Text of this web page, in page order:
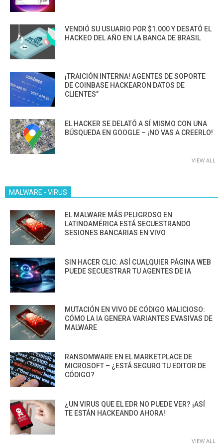
VENDIÓ SU USUARIO POR $1.000 Y DESATÓ EL
HACKEO DEL AÑO EN LA BANCA DE BRASIL
¡TRAICIÓN INTERNA! AGENTES DE SOPORTE
DE COINBASE HACKEARON DATOS DE
CLIENTES”
EL HACKER SE DELATÓ A SÍ MISMO CON UNA
BÚSQUEDA EN GOOGLE – ¡NO VAS A CREERLO!
VIEW ALL
MALWARE - VIRUS
EL MALWARE MÁS PELIGROSO EN
LATINOAMÉRICA ESTÁ SECUESTRANDO
SESIONES BANCARIAS EN VIVO
SIN HACER CLIC: ASÍ CUALQUIER PÁGINA WEB
PUEDE SECUESTRAR TU AGENTES DE IA
MUTACIÓN EN VIVO DE CÓDIGO MALICIOSO:
CÓMO LA IA GENERA VARIANTES EVASIVAS DE
MALWARE
RANSOMWARE EN EL MARKETPLACE DE
MICROSOFT – ¿ESTÁ SEGURO TU EDITOR DE
CÓDIGO?
¿UN VIRUS QUE EL EDR NO PUEDE VER? ¡ASÍ
TE ESTÁN HACKEANDO AHORA!
VIEW ALL